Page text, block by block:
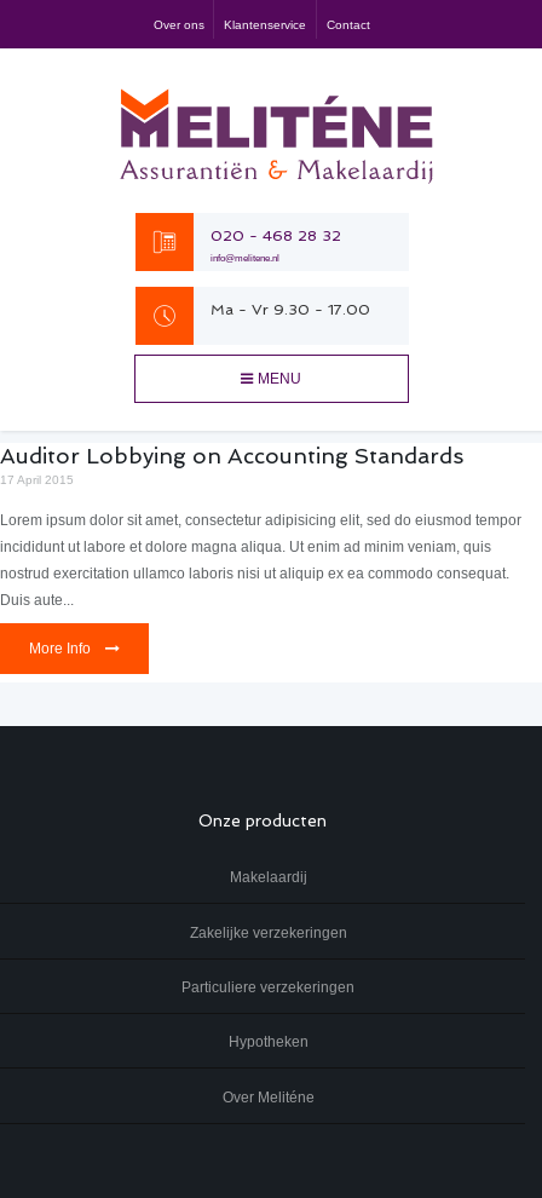
Over ons Klantenservice Contact
020 - 468 28 32
info@melitene.nl
Ma - Vr 9.30 - 17.00
MENU
Auditor Lobbying on Accounting Standards
17 April 2015
Lorem ipsum dolor sit amet, consectetur adipisicing elit, sed do eiusmod tempor
incididunt ut labore et dolore magna aliqua. Ut enim ad minim veniam, quis
nostrud exercitation ullamco laboris nisi ut aliquip ex ea commodo consequat.
Duis aute...
More Info
Onze producten
Makelaardij
Zakelijke verzekeringen
Particuliere verzekeringen
Hypotheken
Over Meliténe